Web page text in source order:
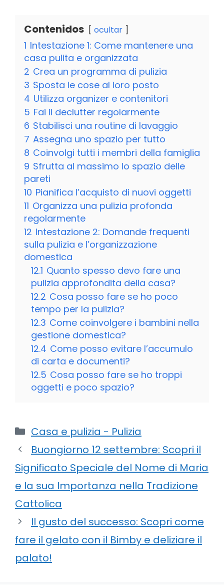
Contenidos ocultar
1 Intestazione 1: Come mantenere una
casa pulita e organizzata
2 Crea un programma di pulizia
3 Sposta le cose al loro posto
4 Utilizza organizer e contenitori
5 Fai il declutter regolarmente
6 Stabilisci una routine di lavaggio
7 Assegna uno spazio per tutto
8 Coinvolgi tutti i membri della famiglia
9 Sfrutta al massimo lo spazio delle
pareti
10 Pianifica l’acquisto di nuovi oggetti
11 Organizza una pulizia profonda
regolarmente
12 Intestazione 2: Domande frequenti
sulla pulizia e l’organizzazione
domestica
12.1 Quanto spesso devo fare una
pulizia approfondita della casa?
12.2 Cosa posso fare se ho poco
tempo per la pulizia?
12.3 Come coinvolgere i bambini nella
gestione domestica?
12.4 Come posso evitare l’accumulo
di carta e documenti?
12.5 Cosa posso fare se ho troppi
oggetti e poco spazio?
Categorie
Casa e pulizia - Pulizia
Buongiorno 12 settembre: Scopri il
Significato Speciale del Nome di Maria
e la sua Importanza nella Tradizione
Cattolica
Il gusto del successo: Scopri come
fare il gelato con il Bimby e deliziare il
palato!